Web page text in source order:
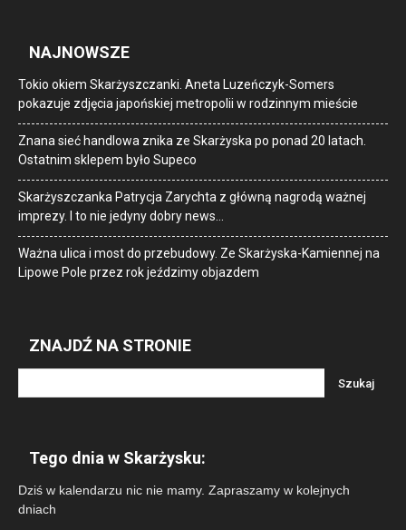
NAJNOWSZE
Tokio okiem Skarżyszczanki. Aneta Luzeńczyk-Somers
pokazuje zdjęcia japońskiej metropolii w rodzinnym mieście
Znana sieć handlowa znika ze Skarżyska po ponad 20 latach.
Ostatnim sklepem było Supeco
Skarżyszczanka Patrycja Zarychta z główną nagrodą ważnej
imprezy. I to nie jedyny dobry news…
Ważna ulica i most do przebudowy. Ze Skarżyska-Kamiennej na
Lipowe Pole przez rok jeździmy objazdem
ZNAJDŹ NA STRONIE
Tego dnia w Skarżysku:
Dziś w kalendarzu nic nie mamy. Zapraszamy w kolejnych
dniach